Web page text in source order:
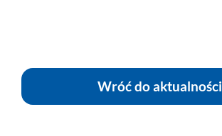
Wróć do aktualności